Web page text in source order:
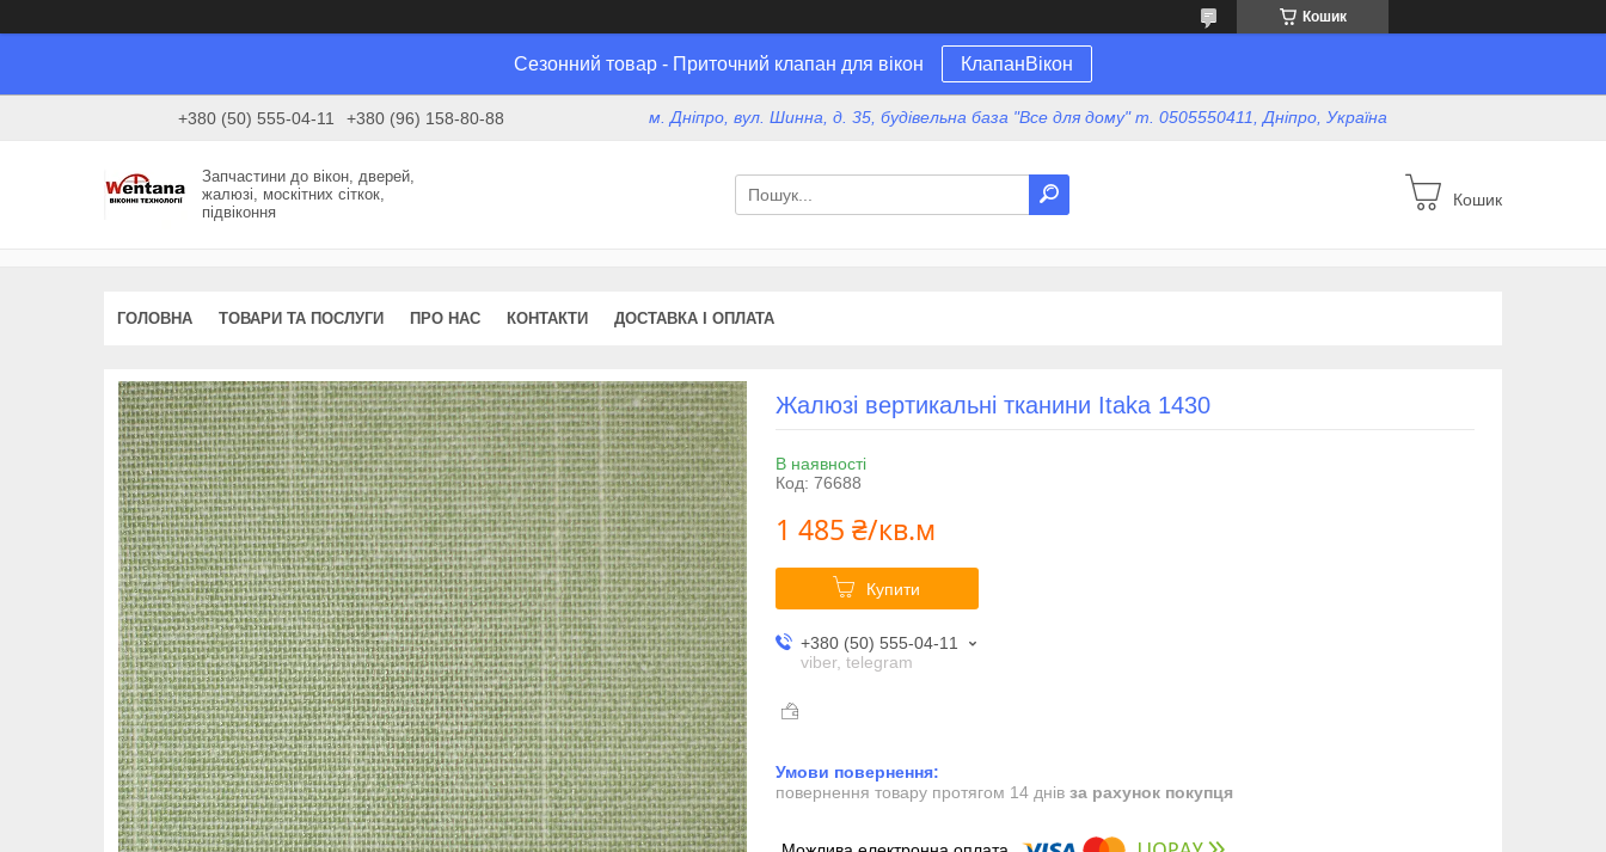
Кошик
Сезонний товар - Приточний клапан для вікон КлапанВікон
+380 (50) 555-04-11 +380 (96) 158-80-88 м. Дніпро, вул. Шинна, д. 35, будівельна база "Все для дому" т. 0505550411, Дніпро, Україна
Запчастини до вікон, дверей,
жалюзі, москітних сіткок,
підвіконня
Кошик
ГОЛОВНА ТОВАРИ ТА ПОСЛУГИ ПРО НАС КОНТАКТИ ДОСТАВКА І ОПЛАТА
Жалюзі вертикальні тканини Itaka 1430
В наявності
Код: 76688
1 485 ₴/кв.м
Купити
+380 (50) 555-04-11
viber, telegram
повернення товару протягом 14 днів за рахунок покупця